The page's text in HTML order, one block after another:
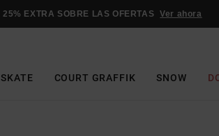
25% EXTRA SOBRE LAS OFERTAS Ver ahora
SKATE COURT GRAFFIK SNOW